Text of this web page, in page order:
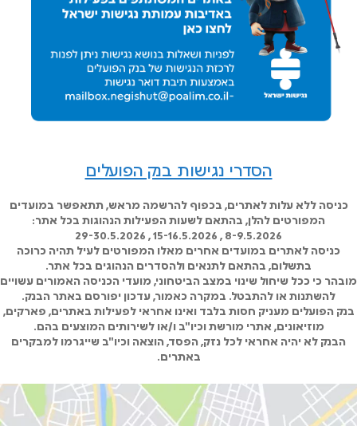
הסדרי נגישות בנק הפועלים
כניסה ללא עלות לאתרים, בכפוף להרשמה מראש, תתאפשר במועדים
המפורטים להלן, בהתאם לשעות הפעילות הנהוגות בכל אתר:
8-9.5.2026 , 15-16.5.2026 , 29-30.5.2026
כניסה לאתרים במועדים אחרים מאלו המפורטים לעיל תהיה כרוכה
בתשלום, בהתאם לתנאים ולהסדרים הנהוגים בכל אתר.
מובהר כי ככל שיחול שינוי במצב הביטחוני, מועדי הכניסה האמורים עשויים
להשתנות או להתבטל. במקרה כאמור, עדכון יפורסם באתר הבנק.
בנק הפועלים מעניק חסות בלבד ואינו אחראי לפעילות באתרים, פארקים,
מוזיאונים, אתרי מורשת וכיו"ב ו/או לשירותים המוצעים בהם.
הבנק לא יהיה אחראי לכל נזק, הפסד, הוצאה וכיו"ב שייגרמו למבקרים
באתרים.